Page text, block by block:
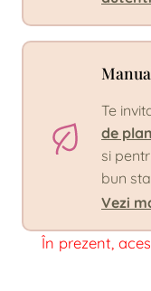
Te
de
si
bun
Vezi
În prezent,